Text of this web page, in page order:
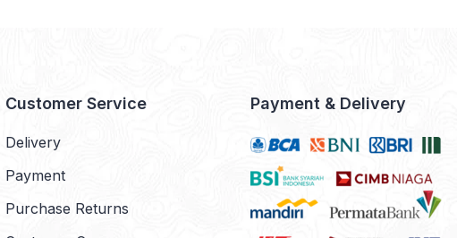
Customer Service
Delivery
Payment
Purchase Returns
Payment & Delivery